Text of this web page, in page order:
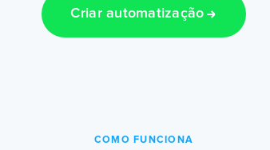
Criar automatização
COMO FUNCIONA